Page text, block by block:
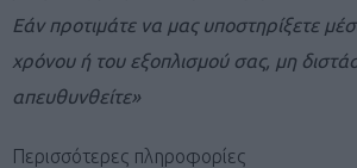
Εάν προτιμάτε να μας υποστηρίξετε
χρόνου ή του εξοπλισμού σας, μη
απευθυνθείτε»
Περισσότερες πληροφορίες